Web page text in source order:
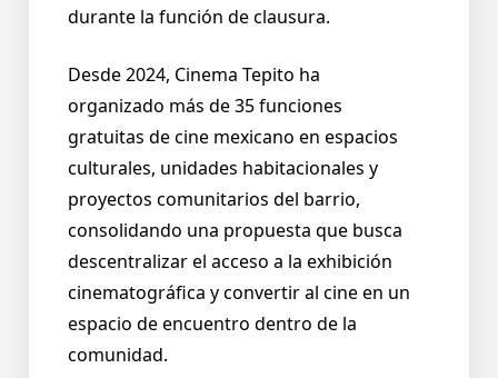
durante la función de clausura.
Desde 2024, Cinema Tepito ha
organizado más de 35 funciones
gratuitas de cine mexicano en espacios
culturales, unidades habitacionales y
proyectos comunitarios del barrio,
consolidando una propuesta que busca
descentralizar el acceso a la exhibición
cinematográfica y convertir al cine en un
espacio de encuentro dentro de la
comunidad.